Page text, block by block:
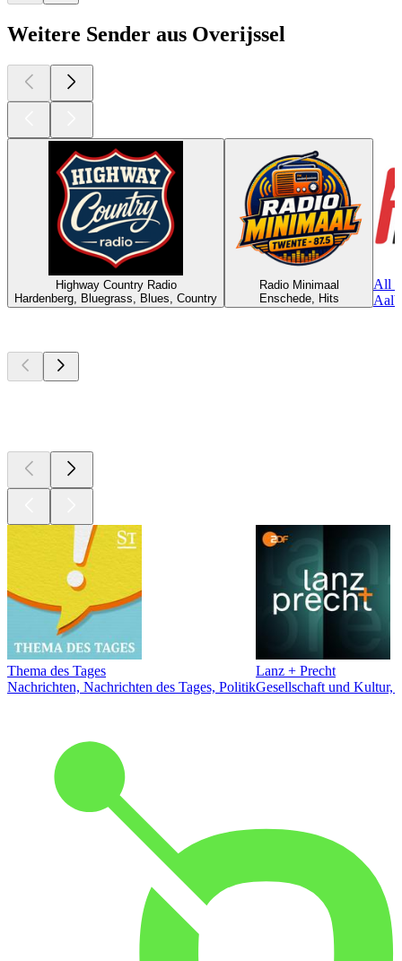
Weitere Sender aus Overijssel
Highway Country Radio
Hardenberg, Bluegrass, Blues, Country
Radio Minimaal
Enschede, Hits
All
Thema des Tages
Nachrichten, Nachrichten des Tages, Politik
Lanz + Precht
Gesellschaft und Kultur,